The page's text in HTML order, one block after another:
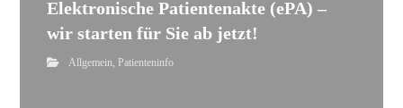
Elektronische Patientenakte (ePA) –
wir starten für Sie ab jetzt!
Allgemein, Patienteninfo